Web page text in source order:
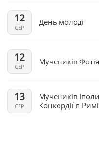
12
СЕР
День молоді
12
СЕР
Мучеників
13
СЕР
Мучеників
Конкордії в Римі